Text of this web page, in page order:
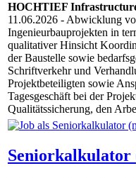
HOCHTIEF
11.06.2026 - Abwicklung
Ingenieurbauprojekten in
qualitativer Hinsicht
der Baustelle sowie
Schriftverkehr und
Projektbeteiligten sowie
Tagesgeschäft bei der
Qualitätssicherung, den
Seniorkalkulator